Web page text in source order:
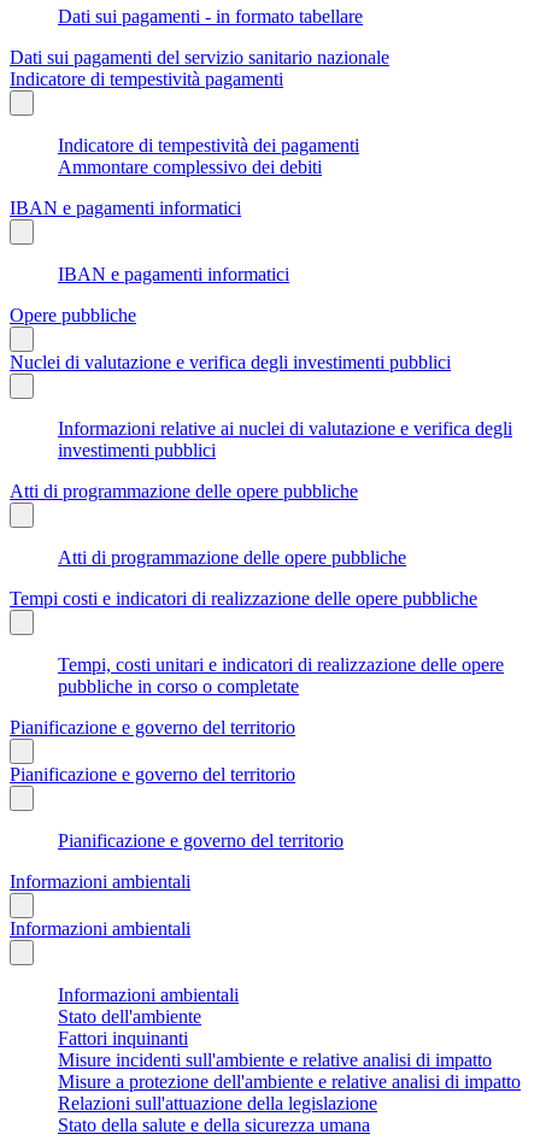
Dati sui pagamenti - in formato tabellare
Dati sui pagamenti del servizio sanitario nazionale
Indicatore di tempestività pagamenti
Indicatore di tempestività dei pagamenti
Ammontare complessivo dei debiti
IBAN e pagamenti informatici
IBAN e pagamenti informatici
Opere pubbliche
Nuclei di valutazione e verifica degli investimenti pubblici
Informazioni relative ai nuclei di valutazione e verifica degli
investimenti pubblici
Atti di programmazione delle opere pubbliche
Atti di programmazione delle opere pubbliche
Tempi costi e indicatori di realizzazione delle opere pubbliche
Tempi, costi unitari e indicatori di realizzazione delle opere
pubbliche in corso o completate
Pianificazione e governo del territorio
Pianificazione e governo del territorio
Pianificazione e governo del territorio
Informazioni ambientali
Informazioni ambientali
Informazioni ambientali
Stato dell'ambiente
Fattori inquinanti
Misure incidenti sull'ambiente e relative analisi di impatto
Misure a protezione dell'ambiente e relative analisi di impatto
Relazioni sull'attuazione della legislazione
Stato della salute e della sicurezza umana